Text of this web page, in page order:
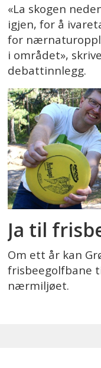
«La skogen
igjen, for å
for
i området»,
debattinnlegg.
Ja til
Om ett år kan
frisbeegolfbane
nærmiljøet.